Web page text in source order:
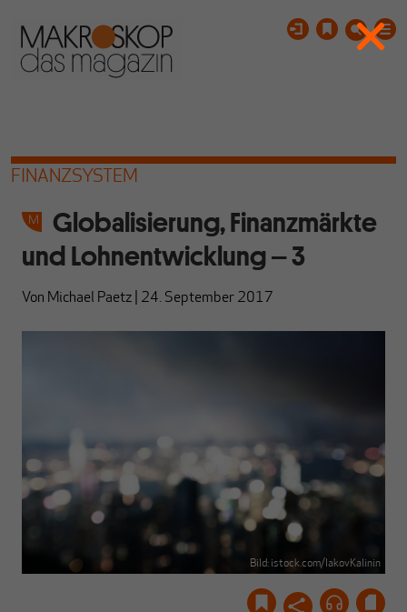
FINANZSYSTEM
Globalisierung, Finanzmärkte
und Lohnentwicklung – 3
Von Michael Paetz 24. September 2017
Bild: istock.com/IakovKalinin